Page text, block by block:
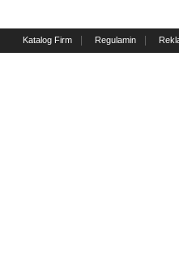
Katalog Firm Regulamin